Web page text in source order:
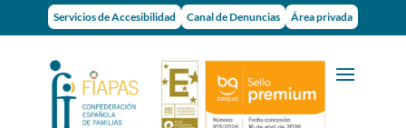
Servicios de Accesibilidad Canal de Denuncias Área privada